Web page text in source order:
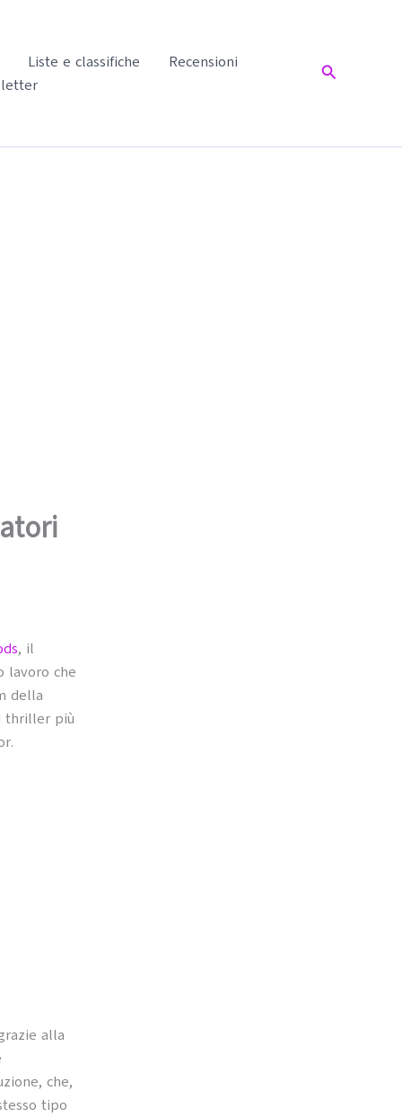
Liste e classifiche
Recensioni
Cerca
, il
lavoro che
della
thriller più
alla
che,
tipo